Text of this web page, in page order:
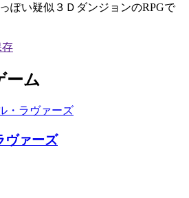
ぽい疑似３ＤダンジョンのRPGで
ーム
ヴァーズ